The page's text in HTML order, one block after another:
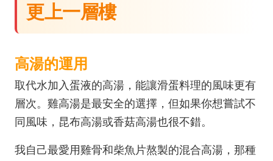
更上一層樓
高湯的運用
取代水加入蛋液的高湯，能讓滑蛋料理的風味更有
層次。雞高湯是最安全的選擇，但如果你想嘗試不
同風味，昆布高湯或香菇高湯也很不錯。
我自己最愛用雞骨和柴魚片熬製的混合高湯，那種